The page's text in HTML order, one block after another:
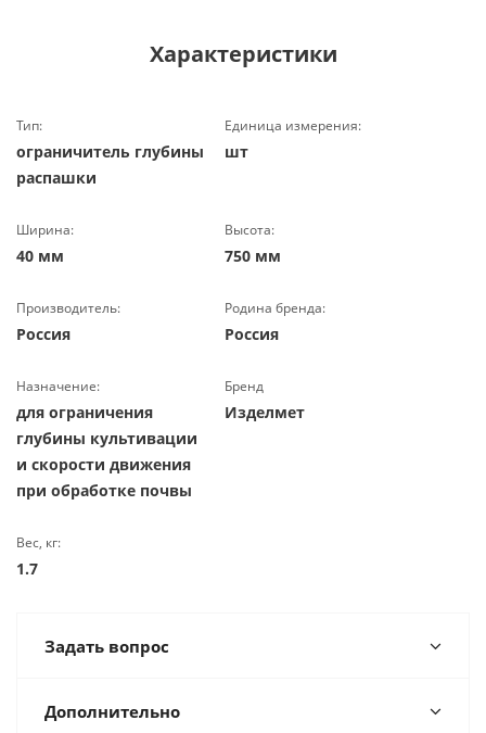
Характеристики
Тип:
ограничитель глубины
распашки
Единица измерения:
шт
Ширина:
40 мм
Высота:
750 мм
Производитель:
Россия
Родина бренда:
Россия
Назначение:
для ограничения
глубины культивации
и скорости движения
при обработке почвы
Бренд
Изделмет
Вес, кг:
1.7
Задать вопрос
Дополнительно